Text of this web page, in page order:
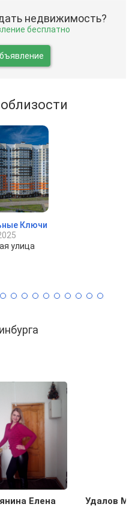
недвижимость?
бесплатно
Ключи
улица
Елена Удалов